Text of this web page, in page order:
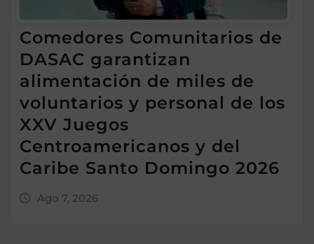
Comedores Comunitarios de
DASAC garantizan
alimentación de miles de
voluntarios y personal de los
XXV Juegos
Centroamericanos y del
Caribe Santo Domingo 2026
Ago 7, 2026